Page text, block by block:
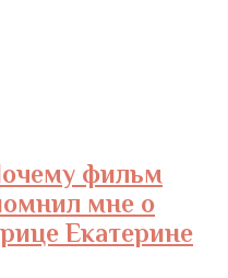
фильм
мне о
Екатерине